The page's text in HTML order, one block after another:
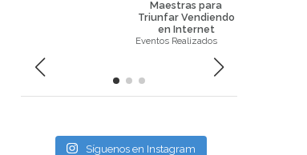
Maestras para
Triunfar Vendiendo
en Internet
Eventos Realizados
Síguenos en Instagram